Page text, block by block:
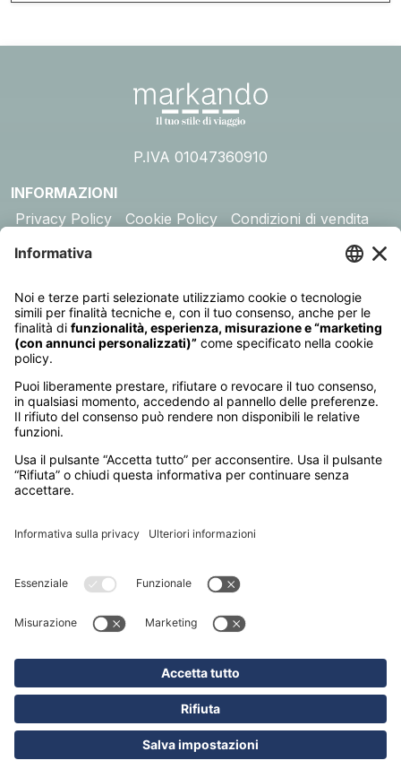
P.IVA 01047360910
INFORMAZIONI
Privacy Policy
Cookie Policy Condizioni di vendita
Assicurazione
DESTINAZIONI
Australia
Cambogia Canada Egitto Emirati Arabi
Madagascar Maldive Malesia e Singapore
Mauritius Messico Namibia Oman
Polinesia Francese
Sudafrica Tanzania Thailandia Vietnam
SEDI
(sede operativa)
© markando.it 2026 All rights reserved - Hotelturist